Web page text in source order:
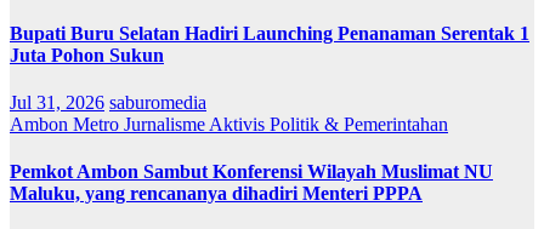
Bupati Buru Selatan Hadiri Launching Penanaman Serentak 1
Juta Pohon Sukun
Jul 31, 2026 saburomedia
Ambon Metro Jurnalisme Aktivis Politik & Pemerintahan
Pemkot Ambon Sambut Konferensi Wilayah Muslimat NU
Maluku, yang rencananya dihadiri Menteri PPPA